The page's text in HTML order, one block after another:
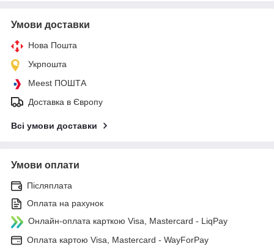
Умови доставки
Нова Пошта
Укрпошта
Meest ПОШТА
Доставка в Європу
Всі умови доставки
Умови оплати
Післяплата
Оплата на рахунок
Онлайн-оплата карткою Visa, Mastercard - LiqPay
Оплата картою Visa, Mastercard - WayForPay